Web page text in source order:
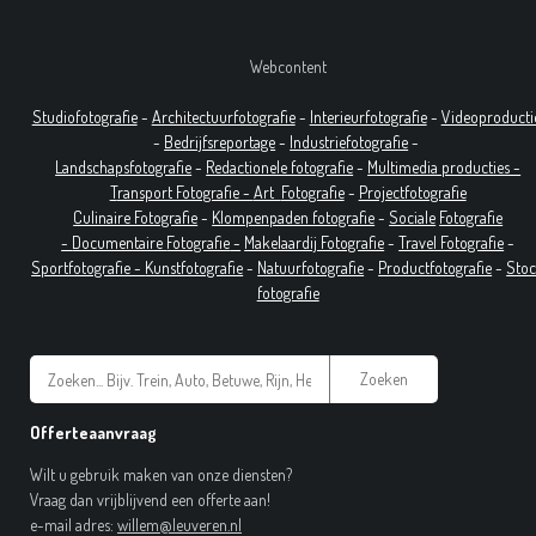
Webcontent
Studiofotografie- Architectuurfotografie- Interieurfotografie-
- Bedrijfsreportage- Industriefotografie-
Landschapsfotografie- Redactionele fotografie- Multimedia producties -
Transport Fotografie - Art Fotografie- Projectfotografie
Culinaire Fotografie- Klompenpaden fotografie-Sociale Fotografie
- Documentaire Fotografie- Makelaardij Fotografie-Travel Fotografie-
Sportfotografie - Kunstfotografie- Natuurfotografie- Productfotografie-
fotografie
Zoeken
Offerteaanvraag
Wilt u gebruik maken van onze diensten?
Vraag dan vrijblijvend een offerte aan!
e-mail adres: willem@leuveren.nl